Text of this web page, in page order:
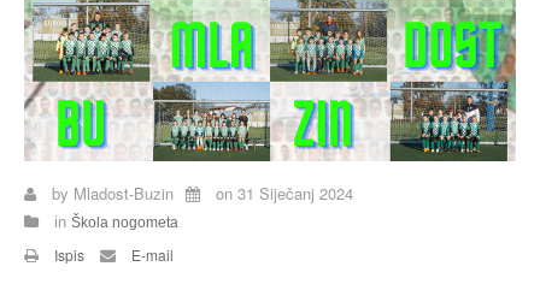
by Mladost-Buzin on 31 Siječanj 2024
in Škola nogometa
Ispis E-mail